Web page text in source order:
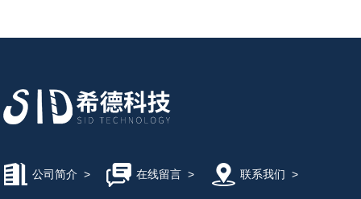
公司简介 > 在线留言> 联系我们 >